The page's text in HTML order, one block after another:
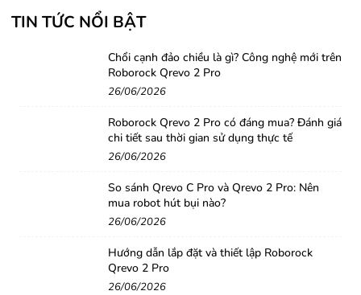
TIN TỨC NỔI BẬT
Chổi cạnh đảo chiều là gì? Công nghệ mới trên
Roborock Qrevo 2 Pro
26/06/2026
Roborock Qrevo 2 Pro có đáng mua? Đánh giá
chi tiết sau thời gian sử dụng thực tế
26/06/2026
So sánh Qrevo C Pro và Qrevo 2 Pro: Nên
mua robot hút bụi nào?
26/06/2026
Hướng dẫn lắp đặt và thiết lập Roborock
Qrevo 2 Pro
26/06/2026